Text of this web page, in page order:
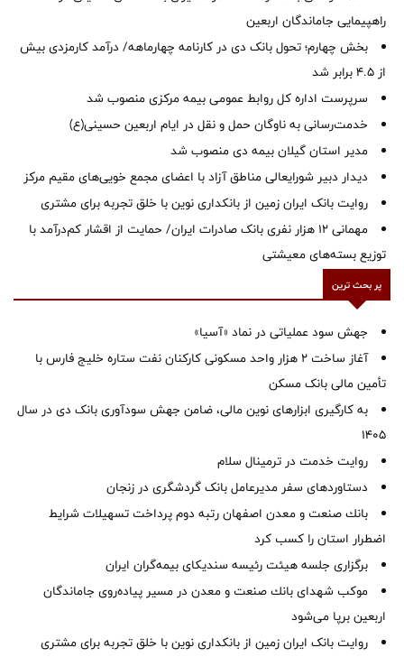
راهپیمایی جاماندگان اربعین
بخش چهارم؛ تحول بانک دی در کارنامه چهارماهه/ درآمد کارمزدی بیش
از ۴.۵ برابر شد
سرپرست اداره کل روابط عمومی بیمه مرکزی منصوب شد
خدمت‌رسانی به ناوگان حمل و نقل در ایام اربعین حسینی(ع)
‌مدیر استان گیلان بیمه دی منصوب شد
دیدار دبیر شورایعالی مناطق آزاد با اعضای مجمع خویی‌های مقیم مرکز
روایت بانک ایران زمین از بانکداری نوین با خلق تجربه برای مشتری
مهمانی ۱۲ هزار نفری بانک صادرات ایران/ حمایت از اقشار کم‌درآمد با
توزیع بسته‌های معیشتی
پر بحث ترین
جهش سود عملیاتی در نماد «آسیا»
آغاز ساخت ۲ هزار واحد مسکونی کارکنان نفت ستاره خلیج فارس با
تأمین مالی بانک مسکن
به کارگیری ابزارهای نوین مالی، ضامن جهش سودآوری بانک دی در سال
1405
روایت خدمت در ترمینال سلام
دستاوردهای سفر مدیرعامل بانک گردشگری در زنجان
بانك صنعت و معدن اصفهان رتبه دوم پرداخت تسهیلات شرایط
اضطرار استان را كسب كرد
برگزاری جلسه هیئت رئیسه سندیکای بیمه‌گران ایران
موكب شهدای بانك صنعت و معدن در مسیر پیاده‌روی جاماندگان
اربعین برپا می‌شود
روایت بانک ایران زمین از بانکداری نوین با خلق تجربه برای مشتری